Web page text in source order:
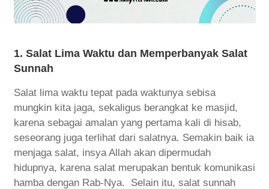
1. Salat Lima Waktu dan Memperbanyak Salat
Sunnah
Salat lima waktu tepat pada waktunya sebisa
mungkin kita jaga, sekaligus berangkat ke masjid,
karena sebagai amalan yang pertama kali di hisab,
seseorang juga terlihat dari salatnya. Semakin baik ia
menjaga salat, insya Allah akan dipermudah
hidupnya, karena salat merupakan bentuk komunikasi
hamba dengan Rab-Nya. Selain itu, salat sunnah